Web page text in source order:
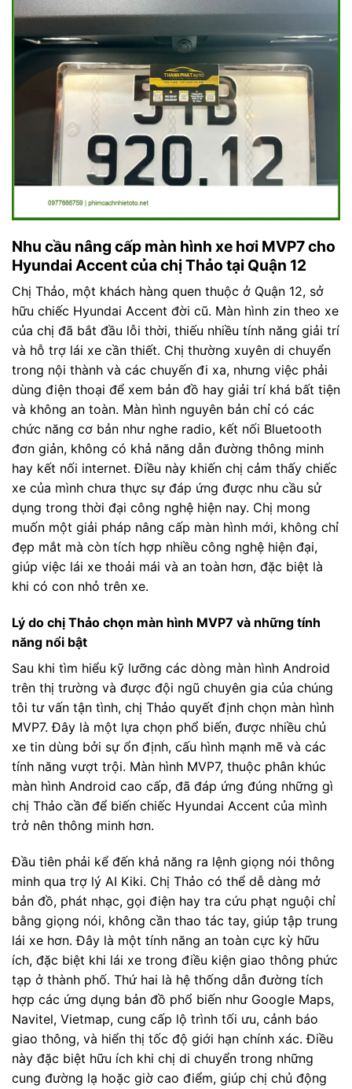
Nhu cầu nâng cấp màn hình xe hơi MVP7 cho
Hyundai Accent của chị Thảo tại Quận 12
Chị Thảo, một khách hàng quen thuộc ở Quận 12, sở
hữu chiếc Hyundai Accent đời cũ. Màn hình zin theo xe
của chị đã bắt đầu lỗi thời, thiếu nhiều tính năng giải trí
và hỗ trợ lái xe cần thiết. Chị thường xuyên di chuyển
trong nội thành và các chuyến đi xa, nhưng việc phải
dùng điện thoại để xem bản đồ hay giải trí khá bất tiện
và không an toàn. Màn hình nguyên bản chỉ có các
chức năng cơ bản như nghe radio, kết nối Bluetooth
đơn giản, không có khả năng dẫn đường thông minh
hay kết nối internet. Điều này khiến chị cảm thấy chiếc
xe của mình chưa thực sự đáp ứng được nhu cầu sử
dụng trong thời đại công nghệ hiện nay. Chị mong
muốn một giải pháp nâng cấp màn hình mới, không chỉ
đẹp mắt mà còn tích hợp nhiều công nghệ hiện đại,
giúp việc lái xe thoải mái và an toàn hơn, đặc biệt là
khi có con nhỏ trên xe.
Lý do chị Thảo chọn màn hình MVP7 và những tính
năng nổi bật
Sau khi tìm hiểu kỹ lưỡng các dòng màn hình Android
trên thị trường và được đội ngũ chuyên gia của chúng
tôi tư vấn tận tình, chị Thảo quyết định chọn màn hình
MVP7. Đây là một lựa chọn phổ biến, được nhiều chủ
xe tin dùng bởi sự ổn định, cấu hình mạnh mẽ và các
tính năng vượt trội. Màn hình MVP7, thuộc phân khúc
màn hình Android cao cấp, đã đáp ứng đúng những gì
chị Thảo cần để biến chiếc Hyundai Accent của mình
trở nên thông minh hơn.
Đầu tiên phải kể đến khả năng ra lệnh giọng nói thông
minh qua trợ lý AI Kiki. Chị Thảo có thể dễ dàng mở
bản đồ, phát nhạc, gọi điện hay tra cứu phạt nguội chỉ
bằng giọng nói, không cần thao tác tay, giúp tập trung
lái xe hơn. Đây là một tính năng an toàn cực kỳ hữu
ích, đặc biệt khi lái xe trong điều kiện giao thông phức
tạp ở thành phố. Thứ hai là hệ thống dẫn đường tích
hợp các ứng dụng bản đồ phổ biến như Google Maps,
Navitel, Vietmap, cung cấp lộ trình tối ưu, cảnh báo
giao thông, và hiển thị tốc độ giới hạn chính xác. Điều
này đặc biệt hữu ích khi chị di chuyển trong những
cung đường lạ hoặc giờ cao điểm, giúp chị chủ động